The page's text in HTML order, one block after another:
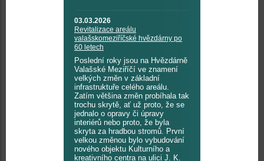
03.03.2026
Revitalizace areálu
valašskomeziříčské hvězdárny po
60 letech
Poslední roky jsou na Hvězdárně
Valašské Meziříčí ve znamení
velkých změn v základní
infrastruktuře celého areálu.
Zatím většina změn probíhala tak
trochu skrytě, ať už proto, že se
jednalo o opravy či úpravy
interiérů nebo proto, že byla
skryta za hradbou stromů. První
velkou změnou bylo vybudování
nového objektu Kulturního a
kreativního centra na ulici J. K.